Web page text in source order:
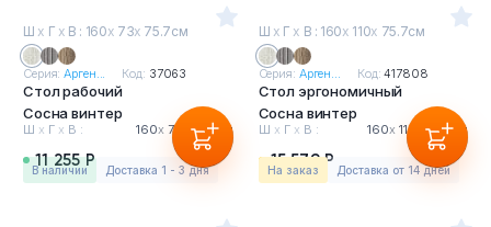
Ш х Г х В : 160х 73х 75.7см
Серия:Арген... Код: 37063
Стол рабочий
Сосна винтер
Ш х Г х В : 160х 73 75.7см
11 255 Р
в наличии Доставка 1 - 3 дня
Ш х Г х В : 160х 110х 75.7см
Серия: Арген... Код:417808
Стол эргономичный
Сосна винтер
Ш х Г х В : 160х 110 75.7см
15 579 Р
На заказ Доставка от 14 дней